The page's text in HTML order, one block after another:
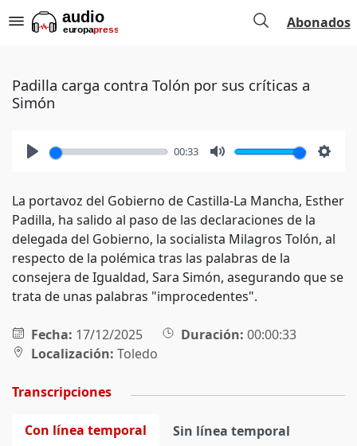
Abonados
Padilla carga contra Tolón por sus críticas a
Simón
00:33
La portavoz del Gobierno de Castilla-La Mancha, Esther
Padilla, ha salido al paso de las declaraciones de la
delegada del Gobierno, la socialista Milagros Tolón, al
respecto de la polémica tras las palabras de la
consejera de Igualdad, Sara Simón, asegurando que se
trata de unas palabras "improcedentes".
Fecha: 17/12/2025 Duración: 00:00:33
Localización: Toledo
Transcripciones
Con línea temporal Sin línea temporal